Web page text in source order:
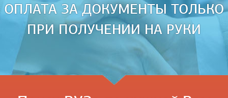
ОПЛАТА ЗА ДОКУМЕНТЫ ТОЛЬКО
ПРИ ПОЛУЧЕНИИ НА РУКИ